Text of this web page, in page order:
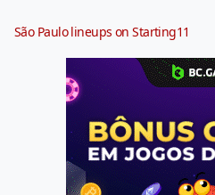
São Paulo lineups on Starting11